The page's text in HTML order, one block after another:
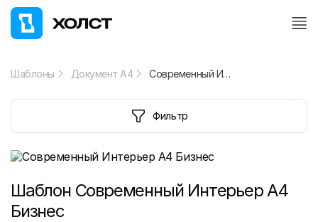
Шаблоны Документ А4 Современный Интерьер A4 Бизнес
Фильтр
Шаблон Современный Интерьер A4
Бизнес